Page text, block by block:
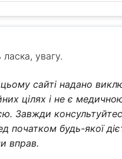
ласка, увагу.
сайті надано
цілях і не є
Завжди
початком будь-якої
вправ.